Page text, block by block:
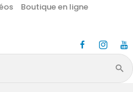
Boutique en ligne
en ligne